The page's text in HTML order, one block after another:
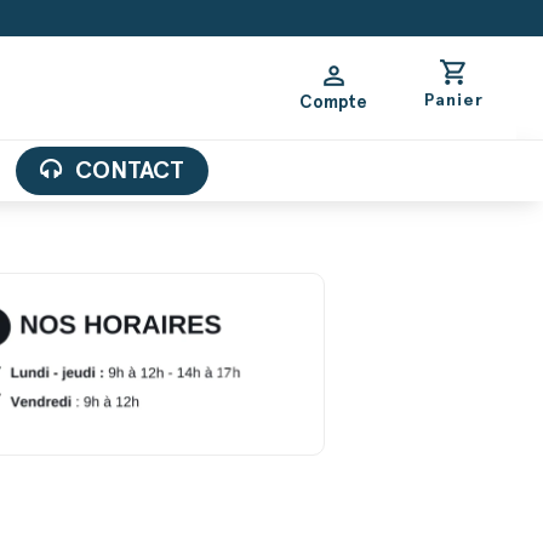
person
Compte
shopping_cart
Panier
CONTACT